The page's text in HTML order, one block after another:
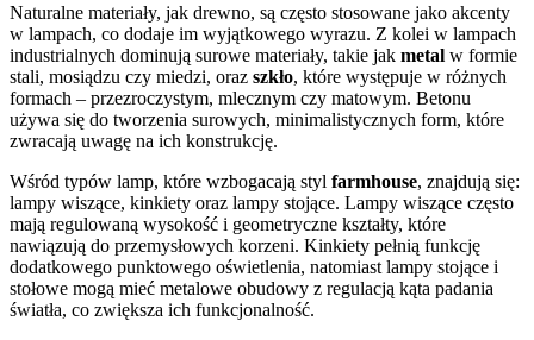
Naturalne materiały, jak drewno, są często stosowane jako akcenty
w lampach, co dodaje im wyjątkowego wyrazu. Z kolei w lampach
industrialnych dominują surowe materiały, takie jak metal w formie
stali, mosiądzu czy miedzi, oraz szkło, które występuje w różnych
formach – przezroczystym, mlecznym czy matowym. Betonu
używa się do tworzenia surowych, minimalistycznych form, które
zwracają uwagę na ich konstrukcję.
Wśród typów lamp, które wzbogacają styl farmhouse, znajdują się:
lampy wiszące, kinkiety oraz lampy stojące. Lampy wiszące często
mają regulowaną wysokość i geometryczne kształty, które
nawiązują do przemysłowych korzeni. Kinkiety pełnią funkcję
dodatkowego punktowego oświetlenia, natomiast lampy stojące i
stołowe mogą mieć metalowe obudowy z regulacją kąta padania
światła, co zwiększa ich funkcjonalność.